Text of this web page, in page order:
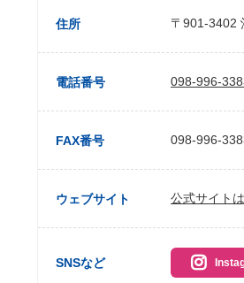
住所 〒901-3402
電話番号 098-996-
FAX番号 098-996-
ウェブサイト 公式サイト
SNSなど